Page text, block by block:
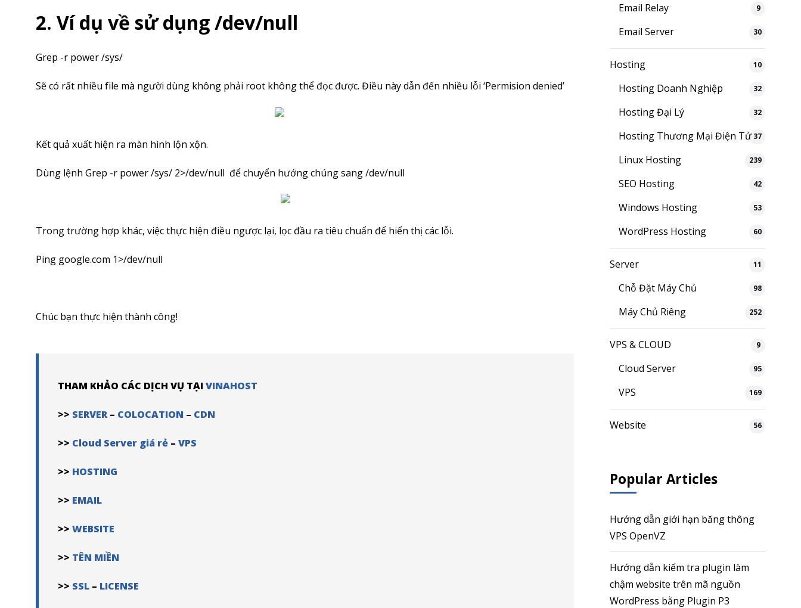
2. Ví dụ về sử dụng /dev/null
Grep -r power /sys/
Sẽ có rất nhiều file mà người dùng không phải root không thể đọc được. Điều này dẫn đến nhiều lỗi ‘Permision denied’
Kết quả xuất hiện ra màn hình lộn xộn.
Dùng lệnh Grep -r power /sys/ 2>/dev/null để chuyển hướng chúng sang /dev/null
Trong trường hợp khác, việc thực hiện điều ngược lại, lọc đầu ra tiêu chuẩn để hiển thị các lỗi.
Ping google.com 1>/dev/null
Chúc bạn thực hiện thành công!
THAM KHẢO CÁC DỊCH VỤ TẠIVINAHOST
>> SERVER– COLOCATION – CDN
>> Cloud Server giá rẻ – VPS
>> HOSTING
>> EMAIL
>> WEBSITE
>> TÊN MIỀN
>> SSL – LICENSE
Email Relay 9
Email Server 30
Hosting 10
Hosting Doanh Nghiệp 32
Hosting Đại Lý 32
Hosting Thương Mại Điện Tử 37
Linux Hosting 239
SEO Hosting 42
Windows Hosting 53
WordPress Hosting 60
Server 11
Chỗ Đặt Máy Chủ 98
Máy Chủ Riêng 252
VPS & CLOUD 9
Cloud Server 95
VPS 169
Website 56
Popular Articles
Hướng dẫn giới hạn băng thông
VPS OpenVZ
Hướng dẫn kiểm tra plugin làm
chậm website trên mã nguồn
WordPress bằng Plugin P3